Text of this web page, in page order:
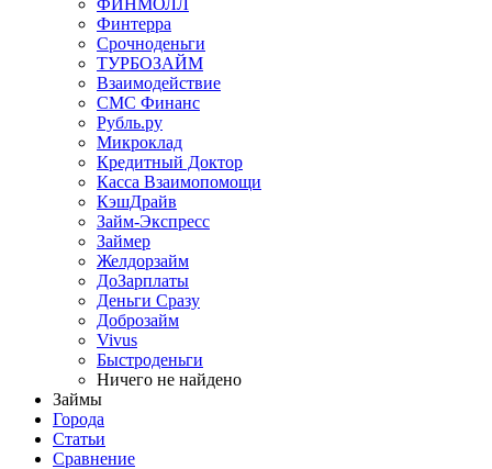
ФИНМОЛЛ
Финтерра
Срочноденьги
ТУРБОЗАЙМ
Взаимодействие
СМС Финанс
Рубль.ру
Микроклад
Кредитный Доктор
Касса Взаимопомощи
КэшДрайв
Займ-Экспресс
Займер
Желдорзайм
ДоЗарплаты
Деньги Сразу
Доброзайм
Vivus
Быстроденьги
Ничего не найдено
Займы
Города
Статьи
Сравнение